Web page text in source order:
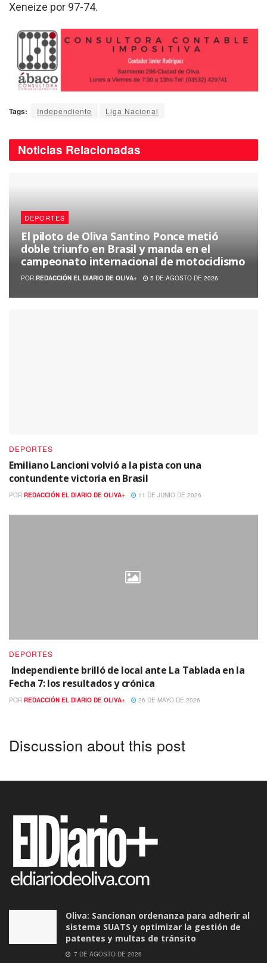
Xeneize por 97-74.
Tags: Independiente Liga Nacional
Noticias Relacionadas
DEPORTES
El piloto de Oliva Santino Ponce metió
doble triunfo en Brasil y manda en el
campeonato internacional de motociclismo
POR REDACCIÓN EL DIARIO DE OLIVA+ 5 DE AGOSTO DE 2026
DEPORTES
Emiliano Lancioni volvió a la pista con una
contundente victoria en Brasil
POR REDACCIÓN EL DIARIO DE OLIVA+ 11 DE JUNIO DE 2026
DEPORTES
Independiente brilló de local ante La Tablada en la
Fecha 7: los resultados y crónica
POR REDACCIÓN EL DIARIO DE OLIVA+ 26 DE MAYO DE 2026
Discussion about this post
Oliva: Sancionan ordenanza para adherir al
sistema SUATS y optimizar la gestión de
patentes y multas de tránsito
7 DE AGOSTO DE 2026